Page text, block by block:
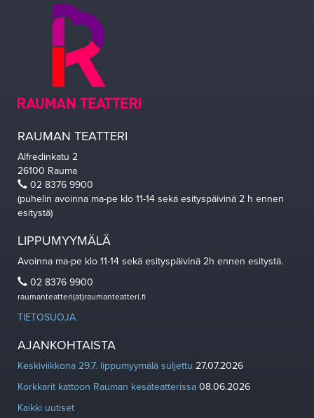
RAUMAN TEATTERI
Alfredinkatu 2
26100 Rauma
02 8376 9900
(puhelin avoinna ma-pe klo 11-14 sekä esityspäivinä 2 h ennen
esitystä)
LIPPUMYYMÄLÄ
Avoinna ma-pe klo 11-14 sekä esityspäivinä 2h ennen esitystä.
02 8376 9900
raumanteatteri(at)raumanteatteri.fi
TIETOSUOJA
AJANKOHTAISTA
Keskiviikkona 29.7. lippumyymälä suljettu 27.07.2026
Korkkarit kattoon Rauman kesäteatterissa 08.06.2026
Kaikki uutiset